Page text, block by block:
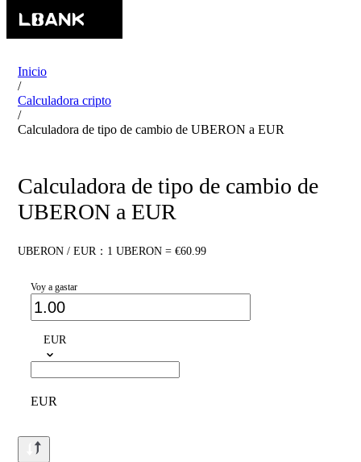
Inicio
/
Calculadora cripto
/
Calculadora de tipo de cambio de UBERON a EUR
Calculadora de tipo de cambio de
UBERON a EUR
UBERON / EUR：1 UBERON = €60.99
Voy a gastar
EUR
EUR